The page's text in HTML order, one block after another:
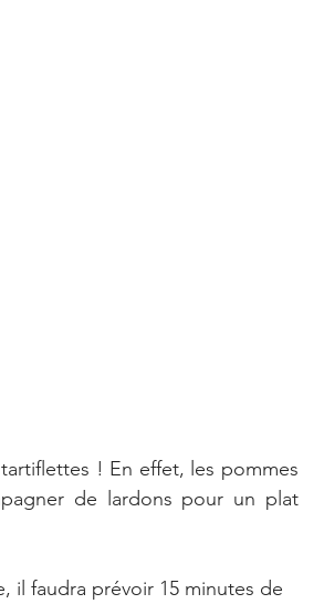
! En effet, les pommes
de lardons pour un plat
il faudra prévoir 15 minutes de